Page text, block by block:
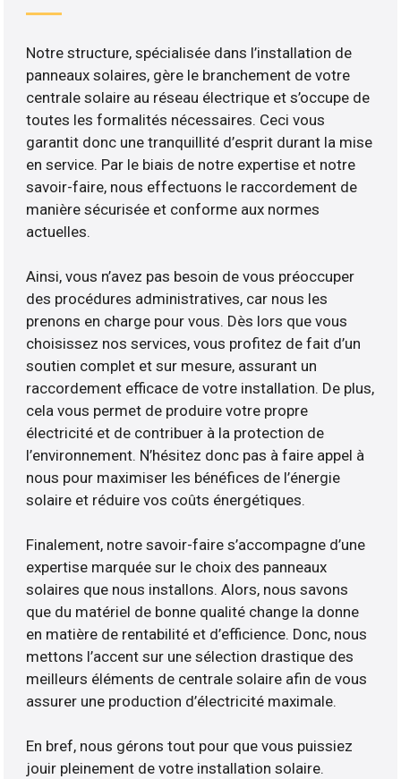
Notre structure, spécialisée dans l’installation de
panneaux solaires, gère le branchement de votre
centrale solaire au réseau électrique et s’occupe de
toutes les formalités nécessaires. Ceci vous
garantit donc une tranquillité d’esprit durant la mise
en service. Par le biais de notre expertise et notre
savoir-faire, nous effectuons le raccordement de
manière sécurisée et conforme aux normes
actuelles.
Ainsi, vous n’avez pas besoin de vous préoccuper
des procédures administratives, car nous les
prenons en charge pour vous. Dès lors que vous
choisissez nos services, vous profitez de fait d’un
soutien complet et sur mesure, assurant un
raccordement efficace de votre installation. De plus,
cela vous permet de produire votre propre
électricité et de contribuer à la protection de
l’environnement. N’hésitez donc pas à faire appel à
nous pour maximiser les bénéfices de l’énergie
solaire et réduire vos coûts énergétiques.
Finalement, notre savoir-faire s’accompagne d’une
expertise marquée sur le choix des panneaux
solaires que nous installons. Alors, nous savons
que du matériel de bonne qualité change la donne
en matière de rentabilité et d’efficience. Donc, nous
mettons l’accent sur une sélection drastique des
meilleurs éléments de centrale solaire afin de vous
assurer une production d’électricité maximale.
En bref, nous gérons tout pour que vous puissiez
jouir pleinement de votre installation solaire.